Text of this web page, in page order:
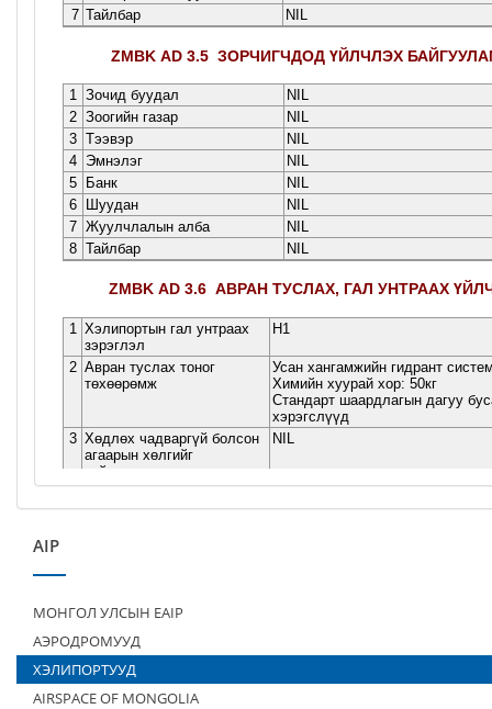
AIP
МОНГОЛ УЛСЫН EAIP
АЭРОДРОМУУД
ХЭЛИПОРТУУД
AIRSPACE OF MONGOLIA